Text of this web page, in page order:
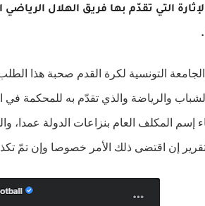
التي تقدّم بها فريق الهلال
التونسية لكرة القدم صحبة هذا
والرياضة والذي تقدّم به للمحكمة في
إسم المكلف العام بنزاعات الدولة عمدا،
إن اقتضى ذلك الأمر خصوصا وإن تمّ